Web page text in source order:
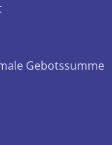
Gebotssumme